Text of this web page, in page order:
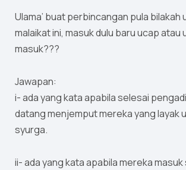
Ulama’ buat perbincangan pula bilakah
malaikat ini, masuk dulu baru ucap atau
masuk???
Jawapan:
i- ada yang kata apabila selesai
datang menjemput mereka yang layak
syurga.
ii- ada yang kata apabila mereka masuk